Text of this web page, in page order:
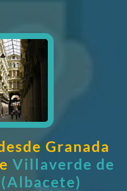
Granada
Villaverde de